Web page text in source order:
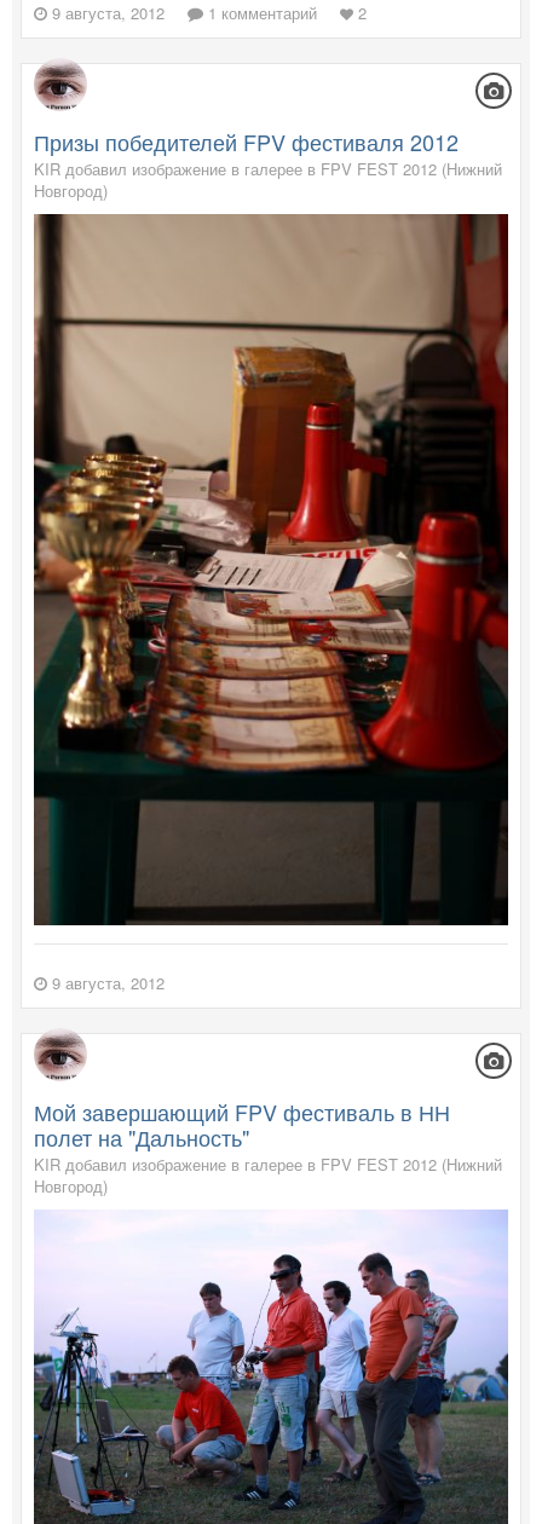
9 августа, 2012
1 комментарий 2
Призы победителей FPV фестиваля 2012
KIR добавил изображение в галерее в FPV FEST 2012 (Нижний
Новгород)
9 августа, 2012
Мой завершающий FPV фестиваль в НН
полет на "Дальность"
KIR добавил изображение в галерее в FPV FEST 2012 (Нижний
Новгород)